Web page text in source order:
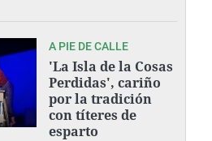
A PIE DE CALLE
'La Isla de la Cosas
Perdidas', cariño
por la tradición
con títeres de
esparto